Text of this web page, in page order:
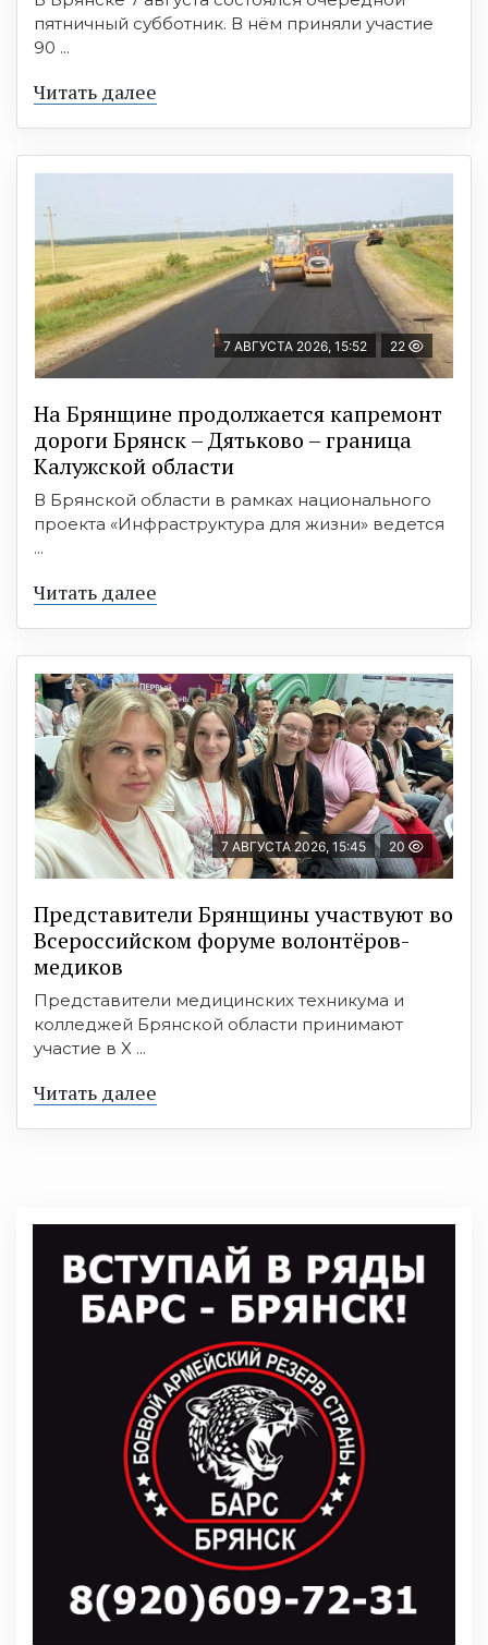
пятничный субботник. В нём приняли участие
90 ...
Читать далее
7 АВГУСТА 2026, 15:52 22
На Брянщине продолжается капремонт
дороги Брянск – Дятьково – граница
Калужской области
В Брянской области в рамках национального
проекта «Инфраструктура для жизни» ведется
...
Читать далее
7 АВГУСТА 2026, 15:45 20
Представители Брянщины участвуют во
Всероссийском форуме волонтёров-
медиков
Представители медицинских техникума и
колледжей Брянской области принимают
участие в X ...
Читать далее